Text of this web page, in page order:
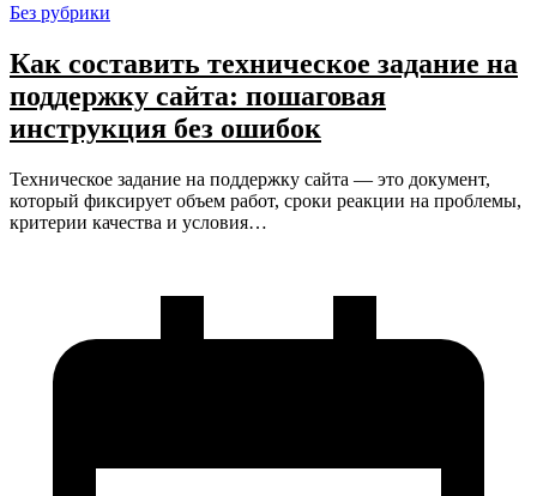
Без рубрики
Как составить техническое задание на
поддержку сайта: пошаговая
инструкция без ошибок
Техническое задание на поддержку сайта — это документ,
который фиксирует объем работ, сроки реакции на проблемы,
критерии качества и условия…